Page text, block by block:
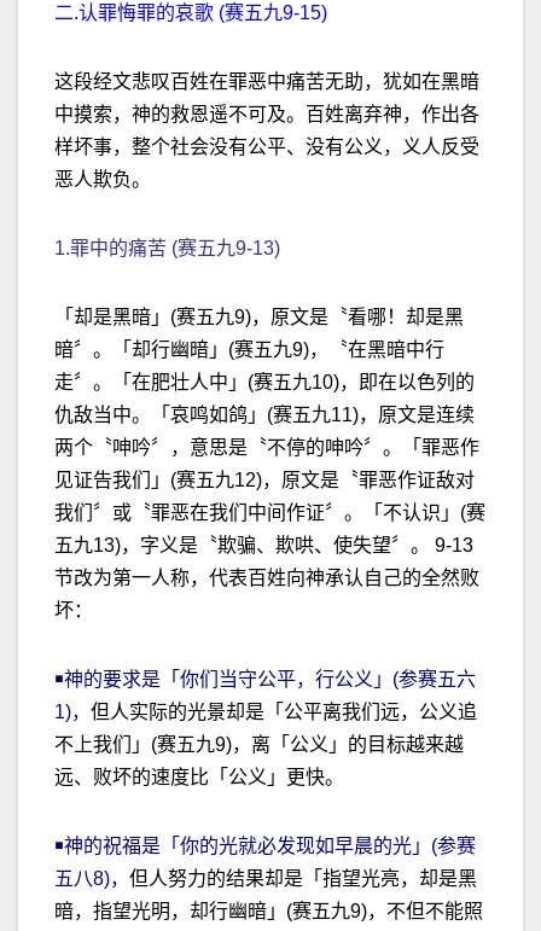
二.认罪悔罪的哀歌 (赛五九9-15)
这段经文悲叹百姓在罪恶中痛苦无助，犹如在黑暗
中摸索，神的救恩遥不可及。百姓离弃神，作出各
样坏事，整个社会没有公平、没有公义，义人反受
恶人欺负。
1.罪中的痛苦 (赛五九9-13)
「却是黑暗」(赛五九9)，原文是〝看哪！却是黑
暗〞。「却行幽暗」(赛五九9)，〝在黑暗中行
走〞。「在肥壮人中」(赛五九10)，即在以色列的
仇敌当中。「哀鸣如鸽」(赛五九11)，原文是连续
两个〝呻吟〞，意思是〝不停的呻吟〞。「罪恶作
见证告我们」(赛五九12)，原文是〝罪恶作证敌对
我们〞或〝罪恶在我们中间作证〞。「不认识」(赛
五九13)，字义是〝欺骗、欺哄、使失望〞。 9-13
节改为第一人称，代表百姓向神承认自己的全然败
坏：
￭神的要求是「你们当守公平，行公义」(参赛五六
1)， 但人实际的光景却是「公平离我们远，公义追
不上我们」(赛五九9)，离「公义」的目标越来越
远、败坏的速度比「公义」更快。
￭神的祝福是「你的光就必发现如早晨的光」(参赛
五八8)， 但人努力的结果却是「指望光亮，却是黑
暗，指望光明，却行幽暗」(赛五九9)，不但不能照